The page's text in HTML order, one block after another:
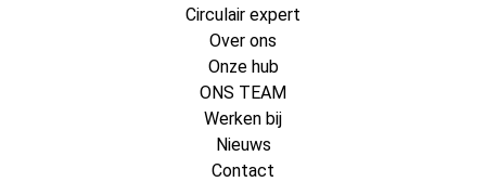
Circulair expert
Over ons
Onze hub
ONS TEAM
Werken bij
Nieuws
Contact